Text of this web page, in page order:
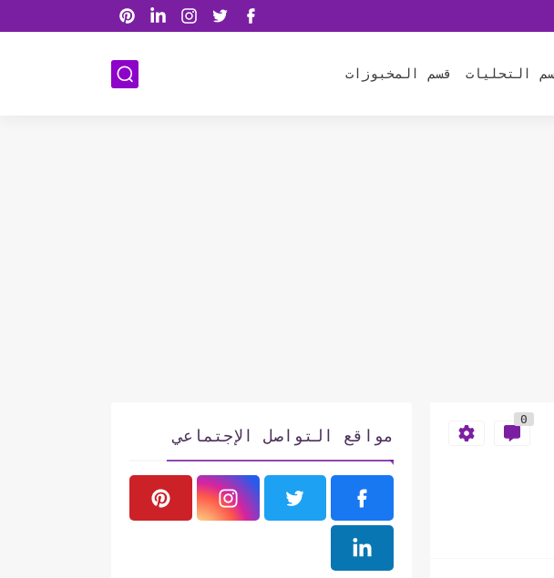
التحليات قسم المخبوزات
0
مواقع التواصل الإجتماعي